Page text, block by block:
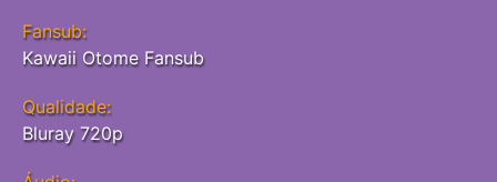
Fansub:
Kawaii Otome Fansub
Qualidade:
Bluray 720p